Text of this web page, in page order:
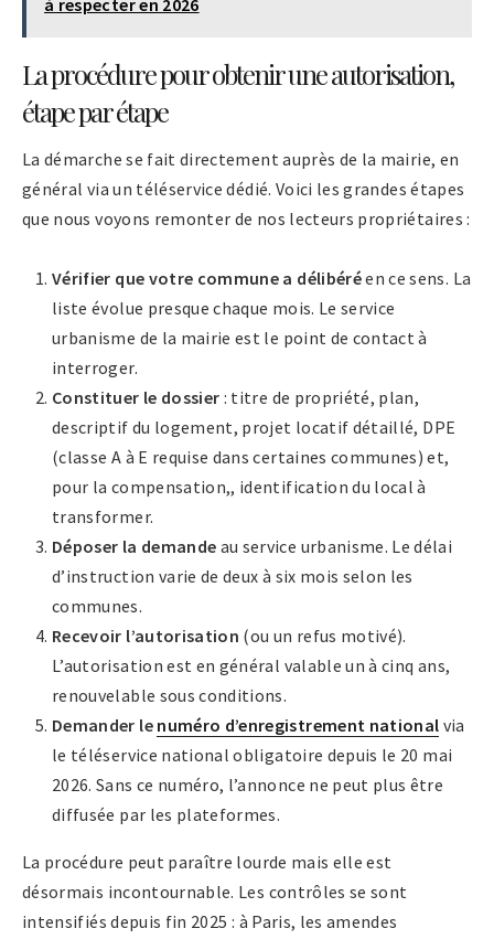
La procédure pour obtenir une autorisation,
étape par étape
La démarche se fait directement auprès de la mairie, en
général via un téléservice dédié. Voici les grandes étapes
que nous voyons remonter de nos lecteurs propriétaires :
Vérifier que votre commune a délibéréen ce sens. La
liste évolue presque chaque mois. Le service
urbanisme de la mairie est le point de contact à
interroger.
Constituer le dossier : titre de propriété, plan,
descriptif du logement, projet locatif détaillé, DPE
(classe A à E requise dans certaines communes) et,
pour la compensation,, identification du local à
transformer.
Déposer la demande au service urbanisme. Le délai
d’instruction varie de deux à six mois selon les
communes.
Recevoir l’autorisation (ou un refus motivé).
L’autorisation est en général valable un à cinq ans,
renouvelable sous conditions.
Demander le numéro d’enregistrement national via
le téléservice national obligatoire depuis le 20 mai
2026. Sans ce numéro, l’annonce ne peut plus être
diffusée par les plateformes.
La procédure peut paraître lourde mais elle est
désormais incontournable. Les contrôles se sont
intensifiés depuis fin 2025 : à Paris, les amendes